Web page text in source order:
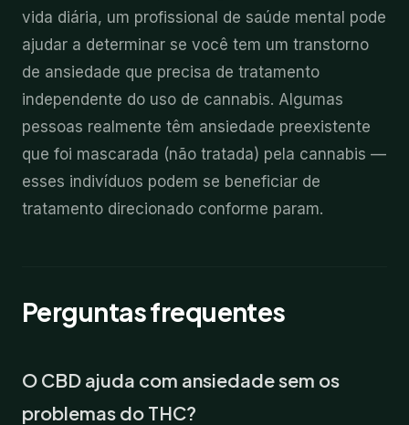
vida diária, um profissional de saúde mental pode
ajudar a determinar se você tem um transtorno
de ansiedade que precisa de tratamento
independente do uso de cannabis. Algumas
pessoas realmente têm ansiedade preexistente
que foi mascarada (não tratada) pela cannabis —
esses indivíduos podem se beneficiar de
tratamento direcionado conforme param.
Perguntas frequentes
O CBD ajuda com ansiedade sem os
problemas do THC?